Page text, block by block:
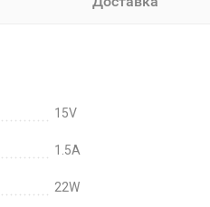
15V
1.5A
22W